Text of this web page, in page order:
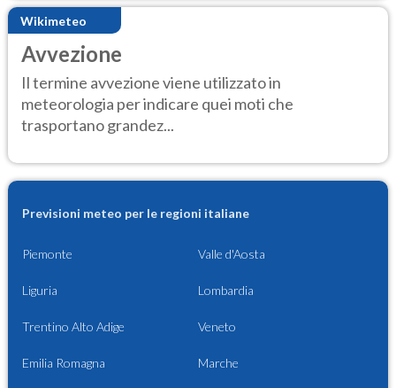
Wikimeteo
Avvezione
Il termine avvezione viene utilizzato in
meteorologia per indicare quei moti che
trasportano grandez...
Previsioni meteo per le regioni italiane
Piemonte Valle d'Aosta
Liguria Lombardia
Trentino Alto Adige Veneto
Emilia Romagna Marche